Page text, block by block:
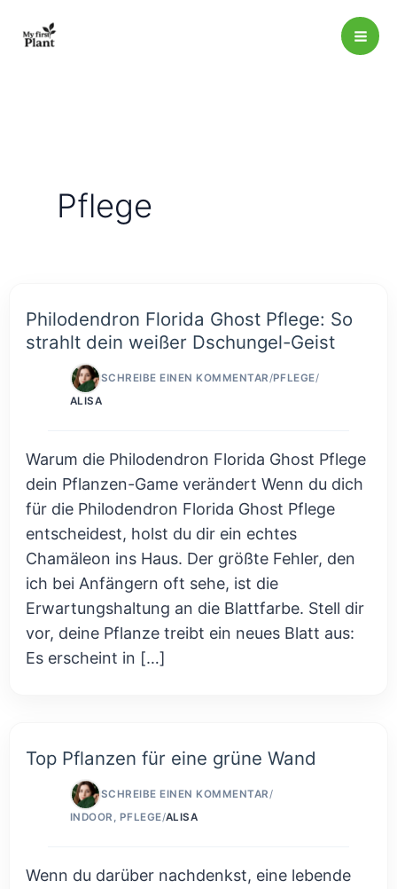
Inhalt
Pflege
Philodendron Florida Ghost Pflege: So
strahlt dein weißer Dschungel-Geist
SCHREIBE EINEN KOMMENTAR/PFLEGE/
ALISA
Warum die Philodendron Florida Ghost Pflege
dein Pflanzen-Game verändert Wenn du dich
für die Philodendron Florida Ghost Pflege
entscheidest, holst du dir ein echtes
Chamäleon ins Haus. Der größte Fehler, den
ich bei Anfängern oft sehe, ist die
Erwartungshaltung an die Blattfarbe. Stell dir
vor, deine Pflanze treibt ein neues Blatt aus:
Es erscheint in […]
Top Pflanzen für eine grüne Wand
SCHREIBE EINEN KOMMENTAR/
INDOOR , PFLEGE/ALISA
Wenn du darüber nachdenkst, eine lebende